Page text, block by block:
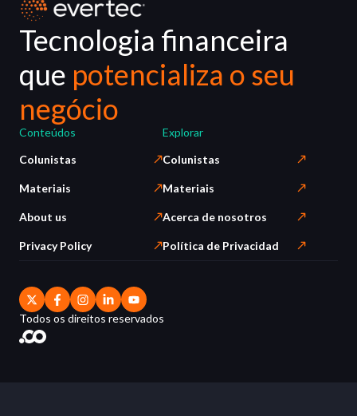
Tecnologia financeira
que potencializa o seu
negócio
Conteúdos
Colunistas
Materiais
About us
Privacy Policy
Explorar
Colunistas
Materiais
Acerca de nosotros
Política de Privacidad
Todos os direitos reservados